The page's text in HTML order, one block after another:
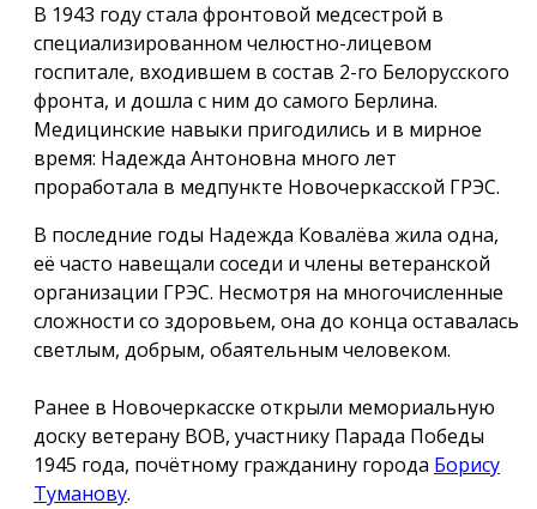
В 1943 году стала фронтовой медсестрой в
специализированном челюстно-лицевом
госпитале, входившем в состав 2-го Белорусского
фронта, и дошла с ним до самого Берлина.
Медицинские навыки пригодились и в мирное
время: Надежда Антоновна много лет
проработала в медпункте Новочеркасской ГРЭС.
В последние годы Надежда Ковалёва жила одна,
её часто навещали соседи и члены ветеранской
организации ГРЭС. Несмотря на многочисленные
сложности со здоровьем, она до конца оставалась
светлым, добрым, обаятельным человеком.
Ранее в Новочеркасске открыли мемориальную
доску ветерану ВОВ, участнику Парада Победы
1945 года, почётному гражданину города Борису
Туманову.